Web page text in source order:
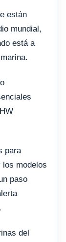
están
mundial,
está a
para
modelos
paso
del